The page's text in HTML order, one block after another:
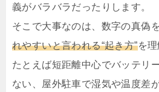
義がバラバラだったりします。
そこで大事なのは、数字の真偽
れやすいと言われる“起き方”を理
たとえば短距離中心でバッテリ
ない、屋外駐車で湿気や温度差